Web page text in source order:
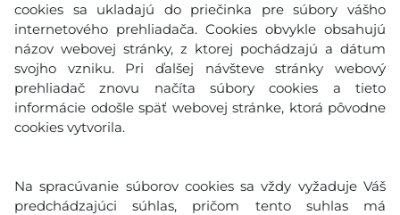
cookies sa ukladajú do priečinka pre súbory vášho
internetového prehliadača. Cookies obvykle obsahujú
názov webovej stránky, z ktorej pochádzajú a dátum
svojho vzniku. Pri ďalšej návšteve stránky webový
prehliadač znovu načíta súbory cookies a tieto
informácie odošle späť webovej stránke, ktorá pôvodne
cookies vytvorila.
Na spracúvanie súborov cookies sa vždy vyžaduje Váš
predchádzajúci súhlas, pričom tento suhlas má